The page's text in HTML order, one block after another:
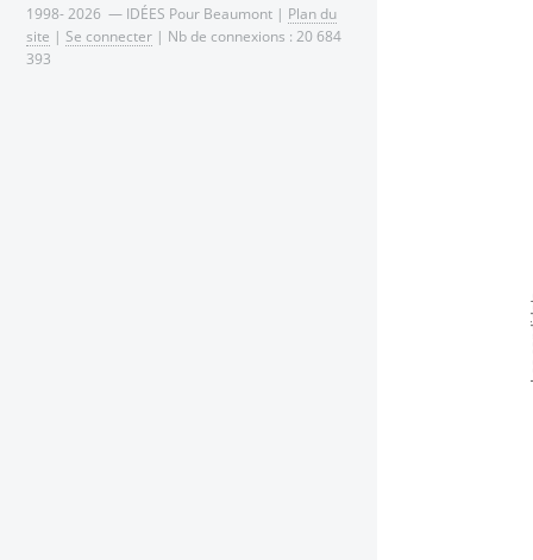
1998- 2026 — IDÉES Pour Beaumont | Plan du
site | Se connecter | Nb de connexions : 20 684
393